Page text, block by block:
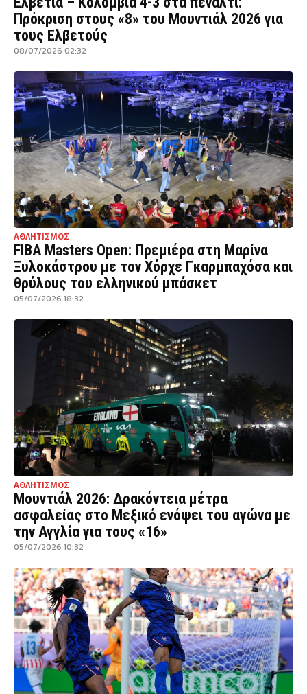
Πρόκριση στους «8» του Μουντιάλ 2026 για
τους Ελβετούς
08/07/2026 02:32
ΑΘΛΗΤΙΣΜΟΣ
FIBA Masters Open: Πρεμιέρα στη Μαρίνα
Ξυλοκάστρου με τον Χόρχε Γκαρμπαχόσα και
θρύλους του ελληνικού μπάσκετ
05/07/2026 18:32
ΑΘΛΗΤΙΣΜΟΣ
Μουντιάλ 2026: Δρακόντεια μέτρα
ασφαλείας στο Μεξικό ενόψει του αγώνα με
την Αγγλία για τους «16»
05/07/2026 10:32